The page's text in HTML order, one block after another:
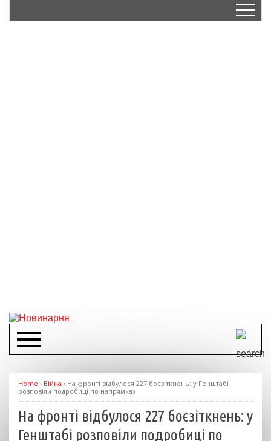
Home › Війна › На фронті відбулося 227 боєзіткнень: у Генштабі
розповіли подробиці по напрямках
На фронті відбулося 227 боєзіткнень: у
Генштабі розповіли подробиці по